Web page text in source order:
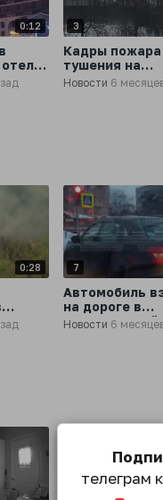
0:12 3
Кадры пожара
тушения на
Новости 6
0:28 7
Автомобиль
на дороге в
Новгородской
Новости 6
телеграм